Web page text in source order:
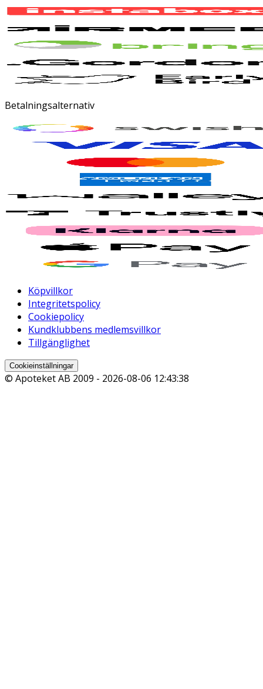
Betalningsalternativ
Köpvillkor
Integritetspolicy
Cookiepolicy
Kundklubbens medlemsvillkor
Tillgänglighet
Cookieinställningar
© Apoteket AB 2009 - 2026-08-06 12:43:38